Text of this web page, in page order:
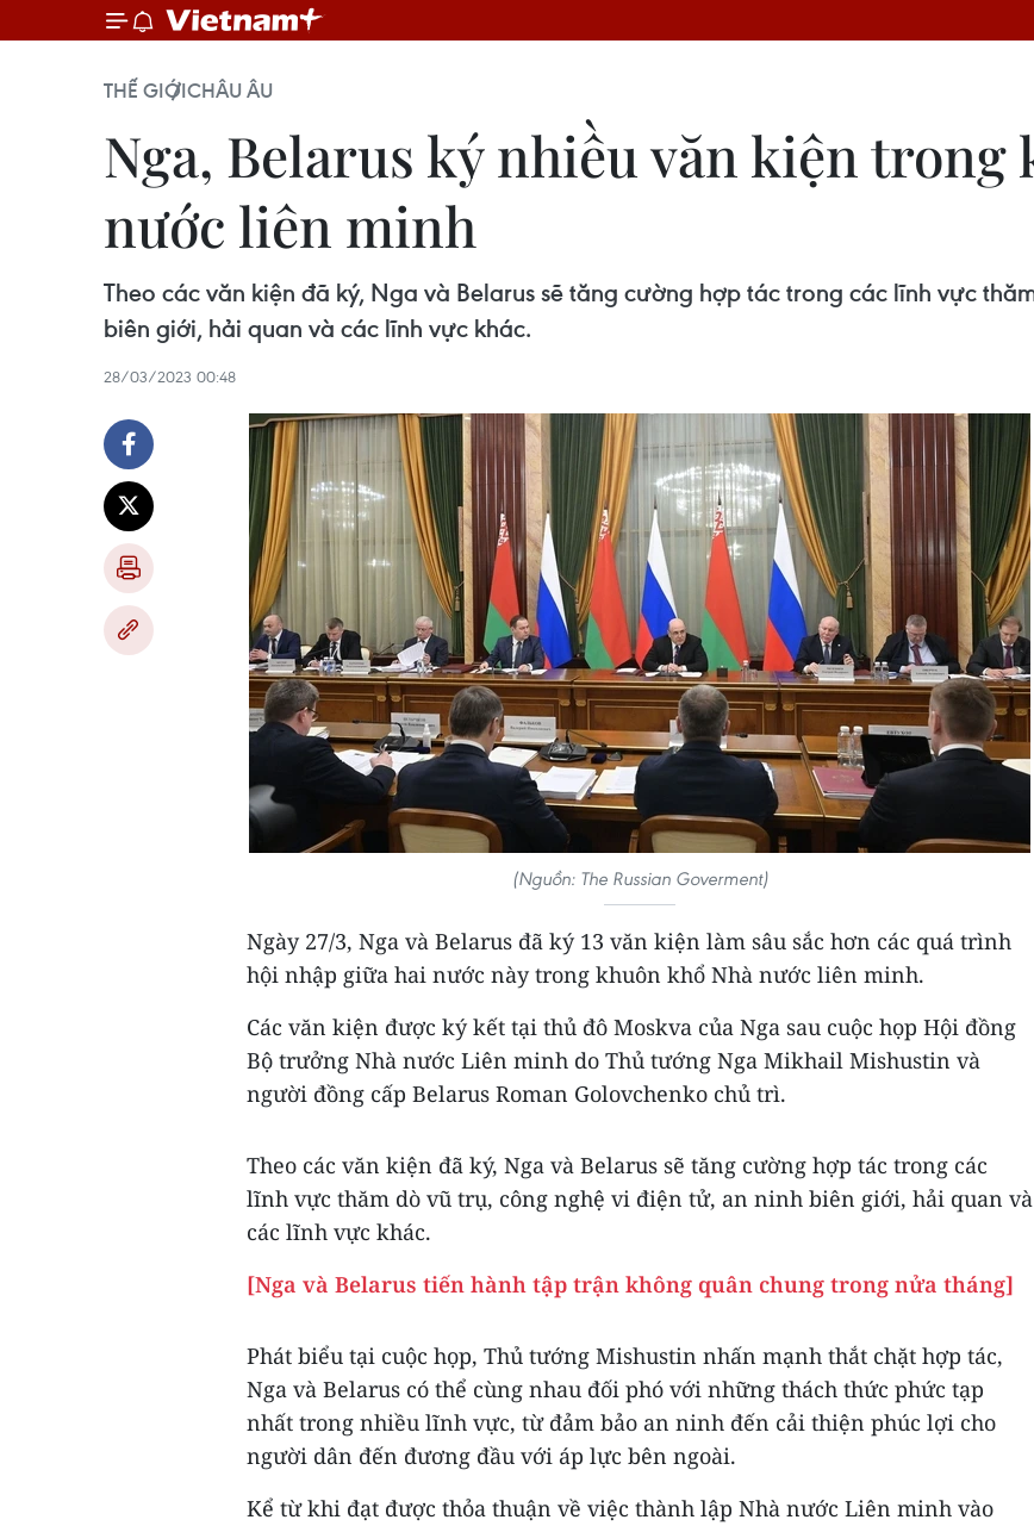
THẾ GIỚICHÂU ÂU
Nga, Belarus ký nhiều văn kiện trong
nước liên minh
Theo các văn kiện đã ký, Nga và Belarus sẽ tăng cường hợp tác trong các lĩnh vực
biên giới, hải quan và các lĩnh vực khác.
28/03/2023 00:48
(Nguồn: The Russian Goverment)
Ngày 27/3, Nga và Belarus đã ký 13 văn kiện làm sâu sắc hơn các quá trình
hội nhập giữa hai nước này trong khuôn khổ Nhà nước liên minh.
Các văn kiện được ký kết tại thủ đô Moskva của Nga sau cuộc họp Hội đồng
Bộ trưởng Nhà nước Liên minh do Thủ tướng Nga Mikhail Mishustin và
người đồng cấp Belarus Roman Golovchenko chủ trì.
Theo các văn kiện đã ký, Nga và Belarus sẽ tăng cường hợp tác trong các
lĩnh vực thăm dò vũ trụ, công nghệ vi điện tử, an ninh biên giới, hải quan và
các lĩnh vực khác.
[Nga và Belarus tiến hành tập trận không quân chung trong nửa tháng]
Phát biểu tại cuộc họp, Thủ tướng Mishustin nhấn mạnh thắt chặt hợp tác,
Nga và Belarus có thể cùng nhau đối phó với những thách thức phức tạp
nhất trong nhiều lĩnh vực, từ đảm bảo an ninh đến cải thiện phúc lợi cho
người dân đến đương đầu với áp lực bên ngoài.
Kể từ khi đạt được thỏa thuận về việc thành lập Nhà nước Liên minh vào